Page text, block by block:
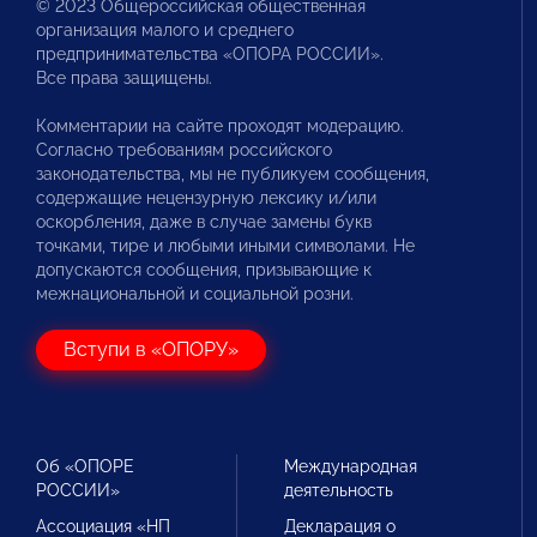
© 2023 Общероссийская общественная
организация малого и среднего
предпринимательства «ОПОРА РОССИИ».
Все права защищены.
Комментарии на сайте проходят модерацию.
Согласно требованиям российского
законодательства, мы не публикуем сообщения,
содержащие нецензурную лексику и/или
оскорбления, даже в случае замены букв
точками, тире и любыми иными символами. Не
допускаются сообщения, призывающие к
межнациональной и социальной розни.
Вступи в «ОПОРУ»
Об «ОПОРЕ
РОССИИ»
Ассоциация «НП
Международная
деятельность
Декларация о